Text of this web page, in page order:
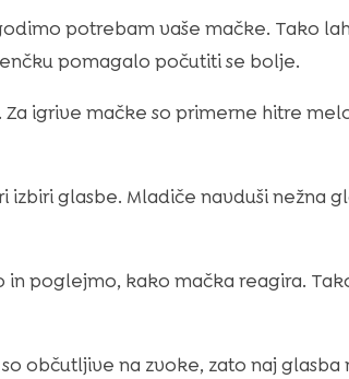
potrebam vaše mačke. Tako
pomagalo počutiti se bolje.
igrive mačke so primerne hitre
glasbe. Mladiče navduši nežna
in poglejmo, kako mačka reagira.
občutljive na zvoke, zato naj glasba